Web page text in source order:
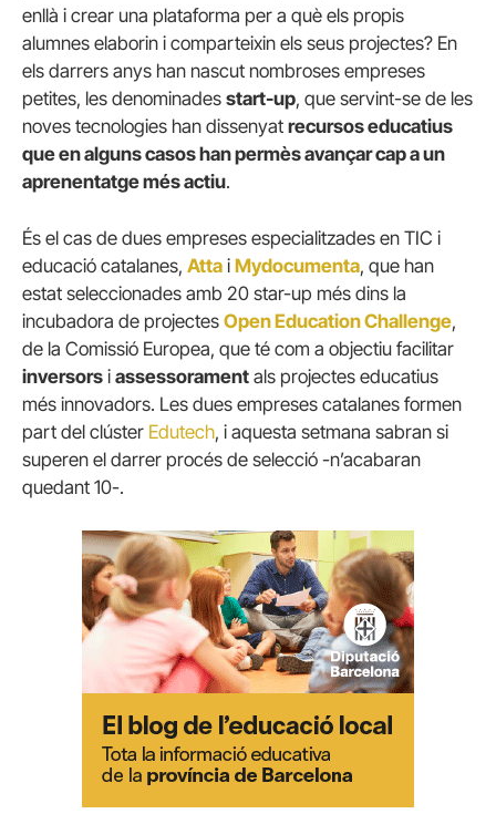
enllà i crear una plataforma per a què els propis
alumnes elaborin i comparteixin els seus projectes? En
els darrers anys han nascut nombroses empreses
petites, les denominades start-up, que servint-se de les
noves tecnologies han dissenyat recursos educatius
que en alguns casos han permès avançar cap a un
aprenentatge més actiu.
És el cas de dues empreses especialitzades en TIC i
educació catalanes, Atta i Mydocumenta, que han
estat seleccionades amb 20 star-up més dins la
incubadora de projectes Open Education Challenge,
de la Comissió Europea, que té com a objectiu facilitar
inversors i assessorament als projectes educatius
més innovadors. Les dues empreses catalanes formen
part del clúster Edutech, i aquesta setmana sabran si
superen el darrer procés de selecció -n’acabaran
quedant 10-.